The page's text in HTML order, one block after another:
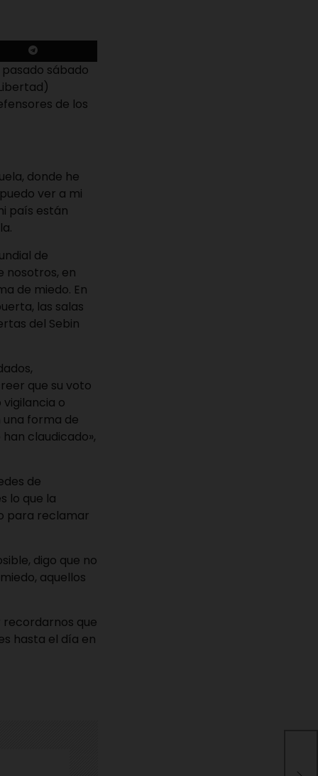
sábado
de los
donde he
ver a mi
país están
de
nosotros, en
de miedo. En
las salas
del Sebin
que su voto
o
una forma de
claudicado»,
de
lo que la
para reclamar
digo que no
aquellos
recordarnos que
hasta el día en